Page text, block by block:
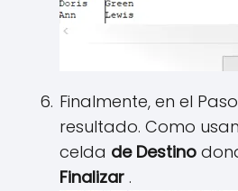
Finalmente, en el
resultado. Como
celda de Destino
Finalizar .